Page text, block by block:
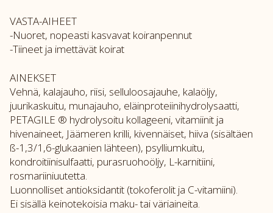
VASTA-AIHEET
-Nuoret, nopeasti kasvavat koiranpennut
-Tiineet ja imettävät koirat
AINEKSET
Vehnä, kalajauho, riisi, selluloosajauhe, kalaöljy,
juurikaskuitu, munajauho, eläinproteiinihydrolysaatti,
PETAGILE ® hydrolysoitu kollageeni, vitamiinit ja
hivenaineet, Jäämeren krilli, kivennäiset, hiiva (sisältäen
ß-1,3/1,6-glukaanien lähteen), psylliumkuitu,
kondroitiinisulfaatti, purasruohoöljy, L-karnitiini,
rosmariiniuutetta.
Luonnolliset antioksidantit (tokoferolit ja C-vitamiini).
Ei sisällä keinotekoisia maku- tai väriaineita.